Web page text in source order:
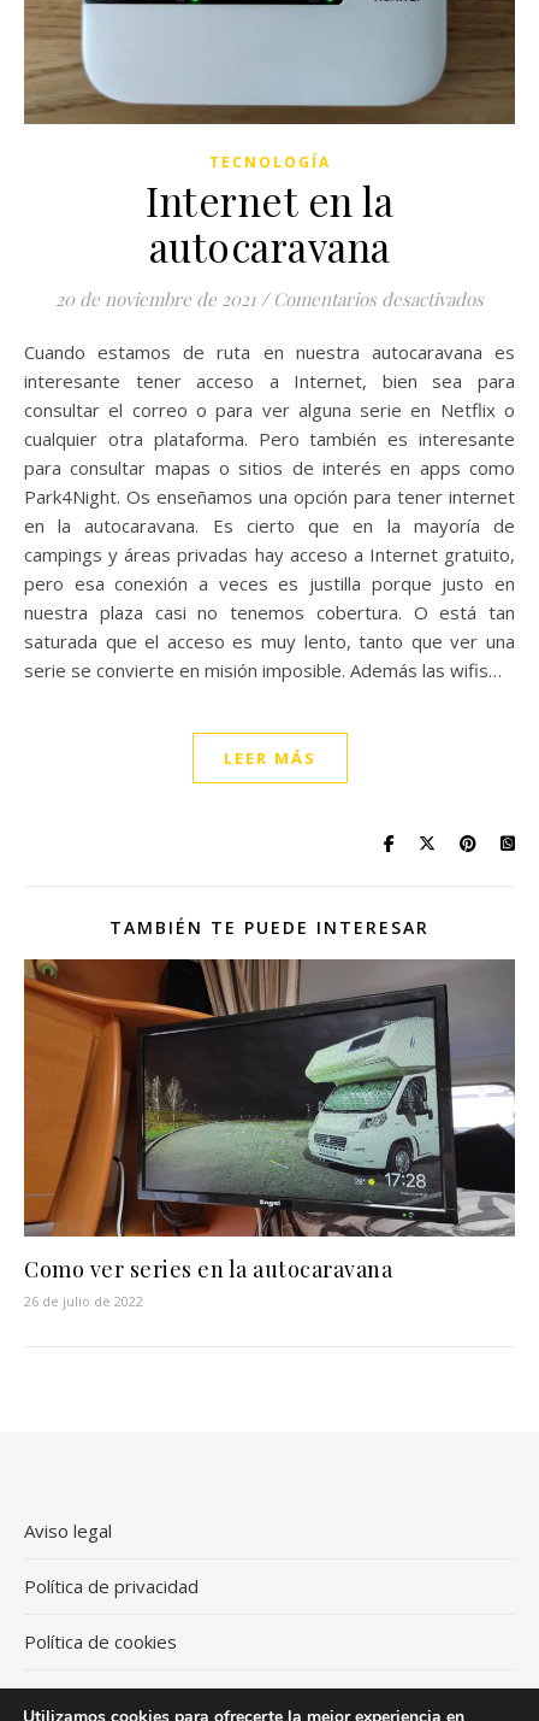
TECNOLOGÍA
Internet en la
autocaravana
20 de noviembre de 2021 / Comentarios desactivadosen
Cuando estamos de ruta en nuestra autocaravana es
interesante tener acceso a Internet, bien sea para
consultar el correo o para ver alguna serie en Netflix o
cualquier otra plataforma. Pero también es interesante
para consultar mapas o sitios de interés en apps como
Park4Night. Os enseñamos una opción para tener internet
en la autocaravana. Es cierto que en la mayoría de
campings y áreas privadas hay acceso a Internet gratuito,
pero esa conexión a veces es justilla porque justo en
nuestra plaza casi no tenemos cobertura. O está tan
saturada que el acceso es muy lento, tanto que ver una
serie se convierte en misión imposible. Además las wifis…
LEER MÁS
TAMBIÉN TE PUEDE INTERESAR
Como ver series en la autocaravana
26 de julio de 2022
Aviso legal
Política de privacidad
Política de cookies